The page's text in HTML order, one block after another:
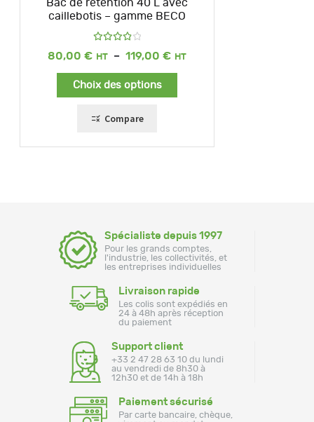
Bac de rétention 40 L avec
caillebotis – gamme BECO
4.00
sur 5
80,00 € – 119,00 €
Plage
Choix des options
Compare
Spécialiste depuis 1997
Pour les grands comptes,
l'industrie, les collectivités, et
les entreprises individuelles
Livraison rapide
Les colis sont expédiés en
24 à 48h après réception
du paiement
Support client
+33 2 47 28 63 10 du lundi
au vendredi de 8h30 à
12h30 et de 14h à 18h
Paiement sécurisé
Par carte bancaire, chèque,